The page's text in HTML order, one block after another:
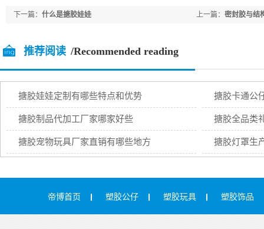
上一篇： 密封胶与结
下一篇： 什么是搪胶娃娃
推荐阅读 /Recommended reading
搪胶娃娃定制有哪些特点和优势 搪胶卡通公
搪胶制品代加工厂家哪家好些 搪胶全品类
搪胶宠物玩具厂家直销有哪些地方 搪胶灯罩生
帝博首页 塑胶公仔 塑胶玩具 塑胶饰品